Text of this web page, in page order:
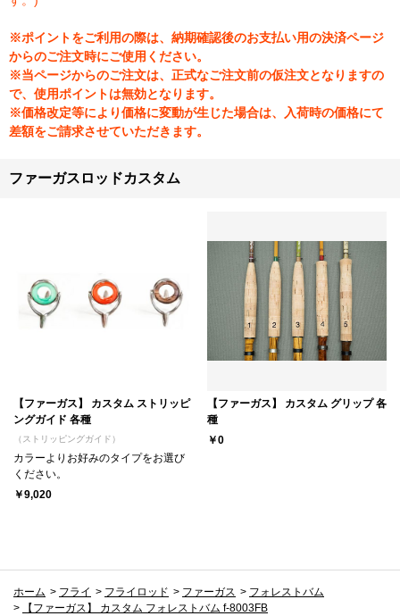
※ポイントをご利用の際は、納期確認後のお支払い用の決済ページ
からのご注文時にご使用ください。
※当ページからのご注文は、正式なご注文前の仮注文となりますの
で、使用ポイントは無効となります。
※価格改定等により価格に変動が生じた場合は、入荷時の価格にて
差額をご請求させていただきます。
ファーガスロッドカスタム
【ファーガス】 カスタム ストリッピ
ングガイド 各種
（ストリッピングガイド）
カラーよりお好みのタイプをお選び
ください。
￥9,020
【ファーガス】 カスタム グリップ 各
種
￥0
ホーム > フライ > フライロッド > ファーガス > フォレストバム
>
【ファーガス】 カスタム フォレストバム f-8003FB